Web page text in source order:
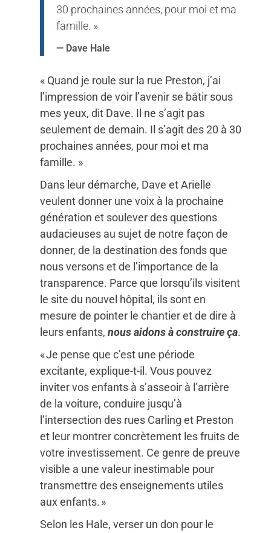
30 prochaines années, pour moi et ma
famille. »
— Dave Hale
« Quand je roule sur la rue Preston, j’ai
l’impression de voir l’avenir se bâtir sous
mes yeux, dit Dave. Il ne s’agit pas
seulement de demain. Il s’agit des 20 à 30
prochaines années, pour moi et ma
famille. »
Dans leur démarche, Dave et Arielle
veulent donner une voix à la prochaine
génération et soulever des questions
audacieuses au sujet de notre façon de
donner, de la destination des fonds que
nous versons et de l’importance de la
transparence. Parce que lorsqu’ils visitent
le site du nouvel hôpital, ils sont en
mesure de pointer le chantier et de dire à
leurs enfants,nous aidons à construire ça.
« Je pense que c’est une période
excitante, explique-t-il. Vous pouvez
inviter vos enfants à s’asseoir à l’arrière
de la voiture, conduire jusqu’à
l’intersection des rues Carling et Preston
et leur montrer concrètement les fruits de
votre investissement. Ce genre de preuve
visible a une valeur inestimable pour
transmettre des enseignements utiles
aux enfants. »
Selon les Hale, verser un don pour le